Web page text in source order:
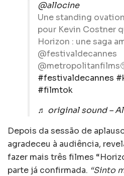
@allocine
Une standing
pour Kevin Costner
Horizon : une saga
@festivaldecannes
#festivaldecannes
#filmtok
♬ original sound –
Depois da sessão de
agradeceu à audiência,
fazer mais três filmes
parte já confirmada. “Sinto